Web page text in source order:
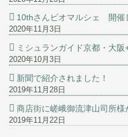
10thさんビオマルシェ 開催
2020年11月3日
ミシュランガイド京都・大阪
2020年10月3日
新聞で紹介されました！
2019年11月28日
商店街に嵯峨御流津山司所様
2019年11月22日